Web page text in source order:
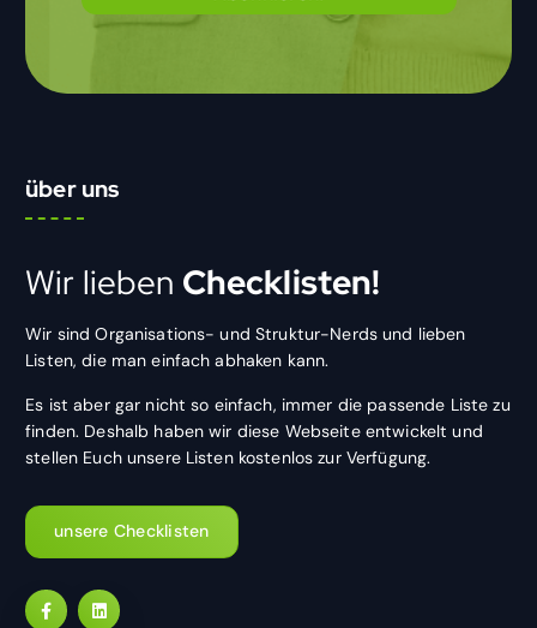
über uns
Wir lieben Checklisten!
Wir sind Organisations- und Struktur-Nerds und lieben
Listen, die man einfach abhaken kann.
Es ist aber gar nicht so einfach, immer die passende Liste zu
finden. Deshalb haben wir diese Webseite entwickelt und
stellen Euch unsere Listen kostenlos zur Verfügung.
unsere Checklisten